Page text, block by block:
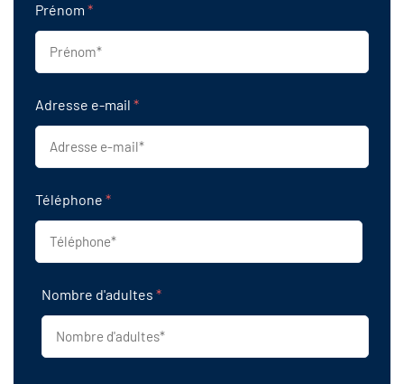
Prénom *
Adresse e-mail *
Téléphone *
Nombre d'adultes *